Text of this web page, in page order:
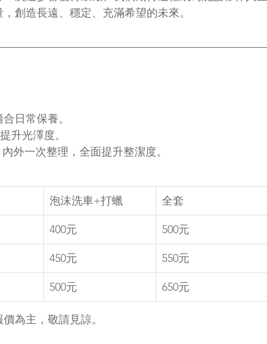
創造長遠、穩定、充滿希望的未來。
日常保養。
升光澤度。
內外一次整理，全面提升整潔度。
泡沫洗車+打蠟 全套
400元 500元
450元 550元
500元 650元
為主，敬請見諒。